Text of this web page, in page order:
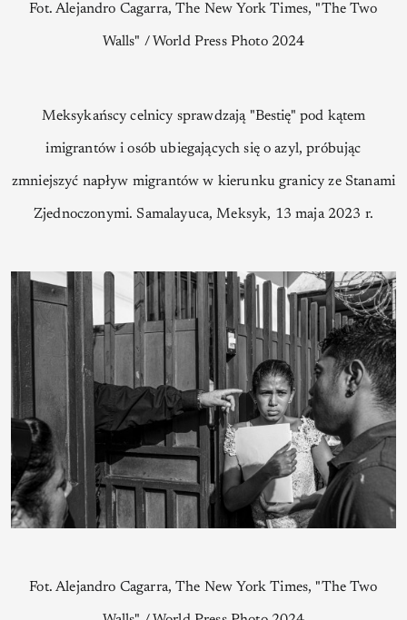
Fot. Alejandro Cagarra, The New York Times, "The Two
Walls" / World Press Photo 2024
Meksykańscy celnicy sprawdzają "Bestię" pod kątem
imigrantów i osób ubiegających się o azyl, próbując
zmniejszyć napływ migrantów w kierunku granicy ze Stanami
Zjednoczonymi. Samalayuca, Meksyk, 13 maja 2023 r.
Fot. Alejandro Cagarra, The New York Times, "The Two